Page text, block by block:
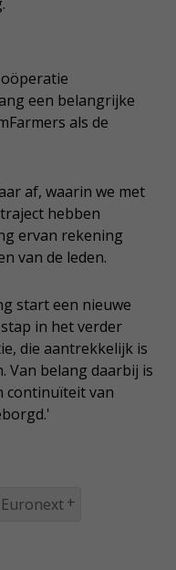
een belangrijke
als de
af, waarin we met
hebben
ervan rekening
van de leden.
start een nieuwe
in het verder
die aantrekkelijk is
Van belang daarbij is
continuïteit van
Euronext